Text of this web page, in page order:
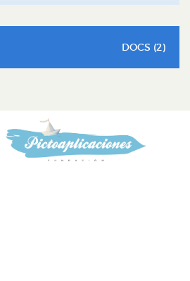
DOCS (2)